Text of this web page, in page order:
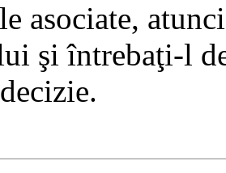
asociate,
şi întrebaţi-l